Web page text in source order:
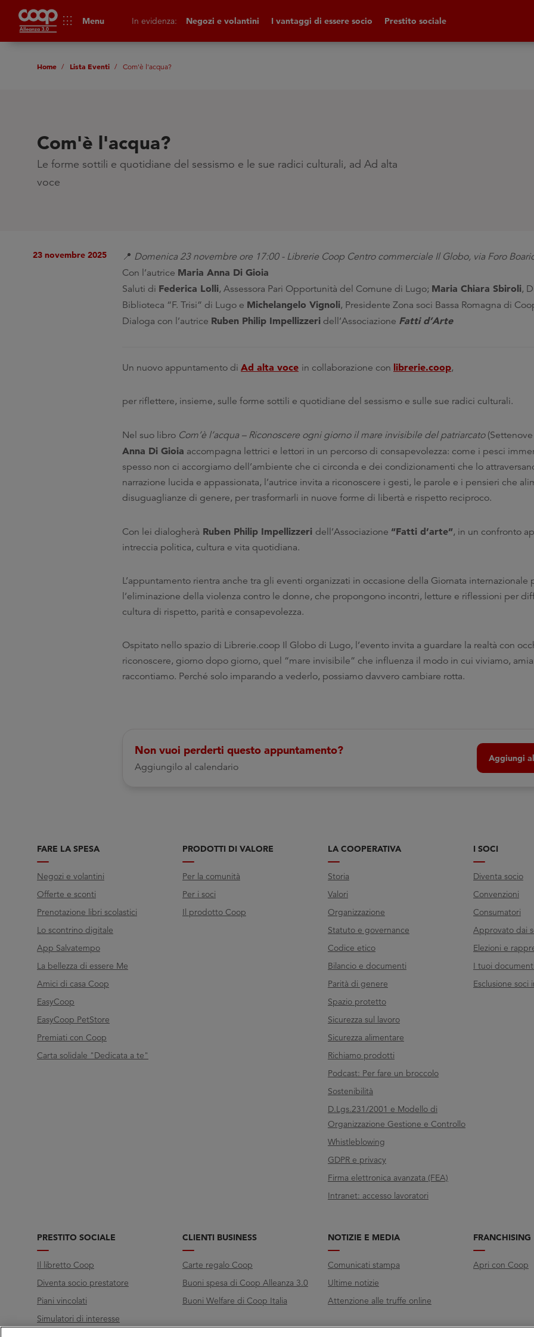
apps Menu In evidenza: Negozi e volantini I vantaggi di essere socio Prestito sociale
Home Lista Eventi Com'è l'acqua?
Com'è l'acqua?
Le forme sottili e quotidiane del sessismo e le sue radici culturali, ad Ad alta
voce
23 novembre 2025 📍 Domenica 23 novembre ore 17:00 - Librerie Coop Centro commerciale Il Globo, via Foro
Con l’autrice Maria Anna Di Gioia
Saluti di Federica Lolli, Assessora Pari Opportunità del Comune di Lugo; Maria Chiara Sbiroli,
Biblioteca “F. Trisi” di Lugo e Michelangelo Vignoli, Presidente Zona soci Bassa Romagna di
Dialoga con l’autrice Ruben Philip Impellizzeri dell’Associazione Fatti d’Arte
Un nuovo appuntamento di Ad alta voce in collaborazione con librerie.coop,
per riflettere, insieme, sulle forme sottili e quotidiane del sessismo e sulle sue radici culturali.
Nel suo libro Com’è l’acqua – Riconoscere ogni giorno il mare invisibile del patriarcato(Settenove
Anna Di Gioia accompagna lettrici e lettori in un percorso di consapevolezza: come i pesci
spesso non ci accorgiamo dell’ambiente che ci circonda e dei condizionamenti che lo
narrazione lucida e appassionata, l’autrice invita a riconoscere i gesti, le parole e i pensieri che
disuguaglianze di genere, per trasformarli in nuove forme di libertà e rispetto reciproco.
Con lei dialogherà Ruben Philip Impellizzeri dell’Associazione “Fatti d’arte”, in un confronto
intreccia politica, cultura e vita quotidiana.
L’appuntamento rientra anche tra gli eventi organizzati in occasione della Giornata internazionale
l’eliminazione della violenza contro le donne, che propongono incontri, letture e riflessioni per
cultura di rispetto, parità e consapevolezza.
Ospitato nello spazio di Librerie.coop Il Globo di Lugo, l’evento invita a guardare la realtà con
riconoscere, giorno dopo giorno, quel “mare invisibile” che influenza il modo in cui viviamo,
raccontiamo. Perché solo imparando a vederlo, possiamo davvero cambiare rotta.
Non vuoi perderti questo appuntamento?
Aggiungilo al calendario
Aggiungi
FARE LA SPESA
Negozi e volantini
Offerte e sconti
Prenotazione libri scolastici
Lo scontrino digitale
App Salvatempo
La bellezza di essere Me
Amici di casa Coop
EasyCoop
EasyCoop PetStore
Premiati con Coop
Carta solidale "Dedicata a te"
PRODOTTI DI VALORE
Per la comunità
Per i soci
Il prodotto Coop
LA COOPERATIVA
Storia
Valori
Organizzazione
Statuto e governance
Codice etico
Bilancio e documenti
Parità di genere
Spazio protetto
Sicurezza sul lavoro
Sicurezza alimentare
Richiamo prodotti
Podcast: Per fare un broccolo
Sostenibilità
D.Lgs.231/2001 e Modello di
Organizzazione Gestione e Controllo
Whistleblowing
GDPR e privacy
Firma elettronica avanzata (FEA)
Intranet: accesso lavoratori
I SOCI
Diventa socio
Convenzioni
Consumatori
Approvato dai
Elezioni e
I tuoi
Esclusione soci
PRESTITO SOCIALE
Il libretto Coop
Diventa socio prestatore
Piani vincolati
Simulatori di interesse
CLIENTI BUSINESS
Carte regalo Coop
Buoni spesa di Coop Alleanza 3.0
Buoni Welfare di Coop Italia
NOTIZIE E MEDIA
Comunicati stampa
Ultime notizie
Attenzione alle truffe online
FRANCHISING
Apri con Coop